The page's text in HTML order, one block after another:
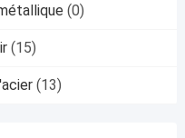
(0)
(15)
(13)